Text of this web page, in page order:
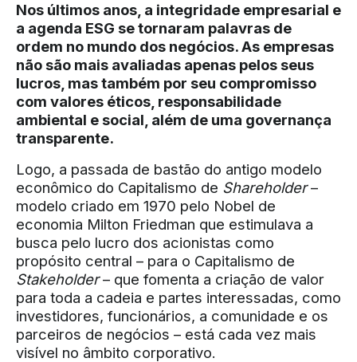
Nos últimos anos, a integridade empresarial e
a agenda ESG se tornaram palavras de
ordem no mundo dos negócios. As empresas
não são mais avaliadas apenas pelos seus
lucros, mas também por seu compromisso
com valores éticos, responsabilidade
ambiental e social, além de uma governança
transparente.
Logo, a passada de bastão do antigo modelo
econômico do Capitalismo de Shareholder–
modelo criado em 1970 pelo Nobel de
economia Milton Friedman que estimulava a
busca pelo lucro dos acionistas como
propósito central – para o Capitalismo de
Stakeholder– que fomenta a criação de valor
para toda a cadeia e partes interessadas, como
investidores, funcionários, a comunidade e os
parceiros de negócios – está cada vez mais
visível no âmbito corporativo.